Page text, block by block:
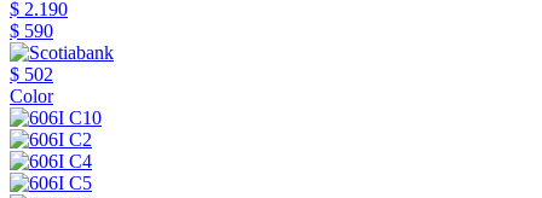
$ 2.190
$ 590
$ 502
Color